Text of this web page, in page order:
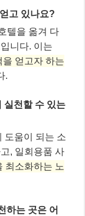
고 있나요?
텔을 옮겨 다
니다. 이는
얻고자 하는
.
실천할 수 있는
도움이 되는 소
, 일회용품 사
최소화하는 노
하는 곳은 어